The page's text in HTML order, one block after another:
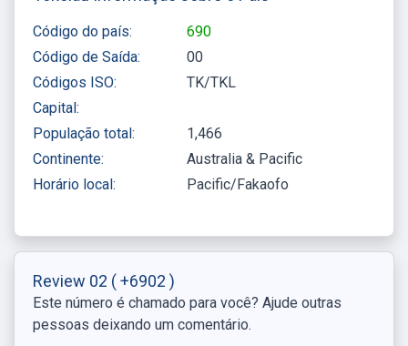
Código do país:
690
Código de Saída:
00
Códigos ISO:
TK/TKL
Capital:
População total:
1,466
Continente:
Australia & Pacific
Horário local:
Pacific/Fakaofo
Review 02 ( +6902 )
Este número é chamado para você? Ajude outras
pessoas deixando um comentário.